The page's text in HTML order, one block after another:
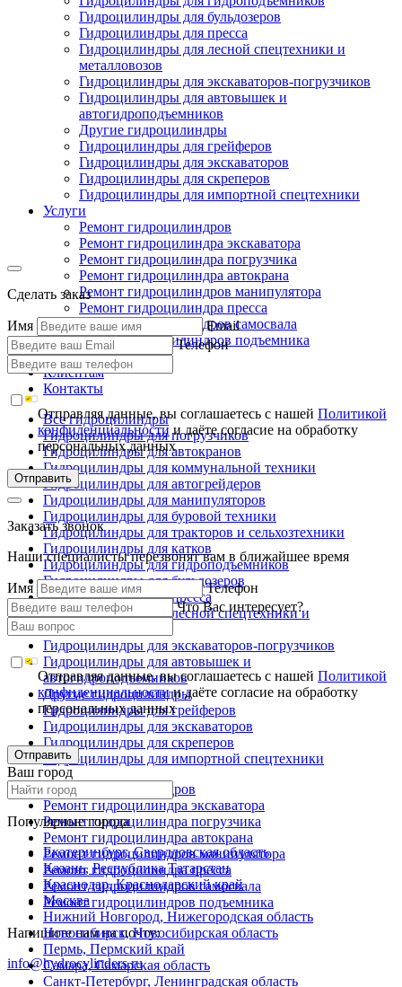
Гидроцилиндры для бульдозеров
Гидроцилиндры для пресса
Гидроцилиндры для лесной спецтехники и
металловозов
Гидроцилиндры для экскаваторов-погрузчиков
Гидроцилиндры для автовышек и
автогидроподъемников
Другие гидроцилиндры
Гидроцилиндры для грейферов
Гидроцилиндры для экскаваторов
Гидроцилиндры для скреперов
Гидроцилиндры для импортной спецтехники
Услуги
Ремонт гидроцилиндров
Ремонт гидроцилиндра экскаватора
Ремонт гидроцилиндра погрузчика
Ремонт гидроцилиндра автокрана
Ремонт гидроцилиндров манипулятора
Ремонт гидроцилиндра пресса
Ремонт гидроцилиндров самосвала
Ремонт гидроцилиндров подъемника
Производство
Клиентам
Контакты
Все гидроцилиндры
Гидроцилиндры для погрузчиков
Гидроцилиндры для автокранов
Гидроцилиндры для коммунальной техники
Гидроцилиндры для автогрейдеров
Гидроцилиндры для манипуляторов
Гидроцилиндры для буровой техники
Гидроцилиндры для тракторов и сельхозтехники
Гидроцилиндры для катков
Гидроцилиндры для гидроподъемников
Гидроцилиндры для бульдозеров
Гидроцилиндры для пресса
Гидроцилиндры для лесной спецтехники и
металловозов
Гидроцилиндры для экскаваторов-погрузчиков
Гидроцилиндры для автовышек и
автогидроподъемников
Другие гидроцилиндры
Гидроцилиндры для грейферов
Гидроцилиндры для экскаваторов
Гидроцилиндры для скреперов
Гидроцилиндры для импортной спецтехники
Ремонт гидроцилиндров
Ремонт гидроцилиндра экскаватора
Ремонт гидроцилиндра погрузчика
Ремонт гидроцилиндра автокрана
Ремонт гидроцилиндров манипулятора
Ремонт гидроцилиндра пресса
Ремонт гидроцилиндров самосвала
Ремонт гидроцилиндров подъемника
Напишите нам на почту:
info@hydrocylinders.ru
Сделать заказ
Имя
Email
Телефон
Отправляя данные, вы соглашаетесь с нашейПолитикой
конфиденциальностии даёте согласие на обработку
персональных данных
Отправить
Заказать звонок
Наши специалисты перезвонят вам в ближайшее время
Имя
Телефон
Что Вас интересует?
Отправляя данные, вы соглашаетесь с нашейПолитикой
конфиденциальностии даёте согласие на обработку
персональных данных
Отправить
Ваш город
Популярные города
Екатеринбург, Свердловская область
Казань, Республика Татарстан
Краснодар, Краснодарский край
Москва
Нижний Новгород, Нижегородская область
Новосибирск, Новосибирская область
Пермь, Пермский край
Самара, Самарская область
Санкт-Петербург, Ленинградская область